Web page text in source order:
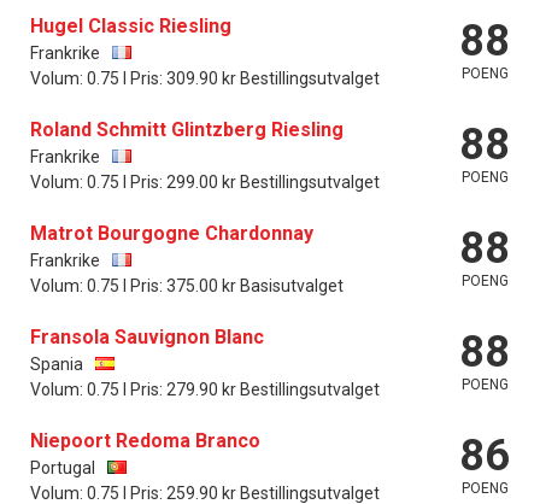
Hugel Classic Riesling
Frankrike
Volum: 0.75 l Pris: 309.90 kr Bestillingsutvalget
88
POENG
Roland Schmitt Glintzberg Riesling
Frankrike
Volum: 0.75 l Pris: 299.00 kr Bestillingsutvalget
88
POENG
Matrot Bourgogne Chardonnay
Frankrike
Volum: 0.75 l Pris: 375.00 kr Basisutvalget
88
POENG
Fransola Sauvignon Blanc
Spania
Volum: 0.75 l Pris: 279.90 kr Bestillingsutvalget
88
POENG
Niepoort Redoma Branco
Portugal
Volum: 0.75 l Pris: 259.90 kr Bestillingsutvalget
86
POENG